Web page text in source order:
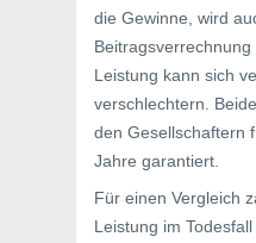
die Gewinne, wird
Leistung kann sich
verschlechtern.
den Gesellschaftern
Jahre garantiert.
Für einen Vergleich
Leistung im